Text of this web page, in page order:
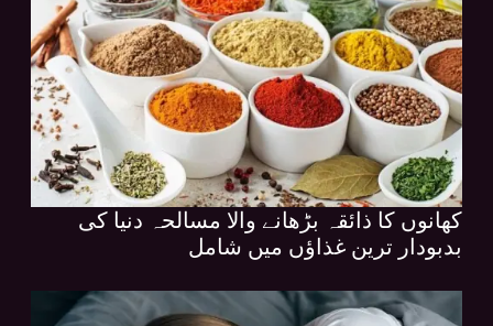
کھانوں کا ذائقہ بڑھانے والا مسالحہ دنیا کی
بدبودار ترین غذاؤں میں شامل